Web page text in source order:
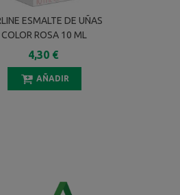
ESMALTE DE UÑAS
COLOR ROSA 10 ML
4,30 €
AÑADIR